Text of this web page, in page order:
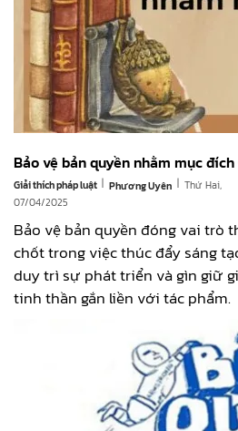
Bảo vệ bản quyền nhằm mục
Giải thích pháp luật | Phương Uyên | Thứ Hai,
07/04/2025
Bảo vệ bản quyền đóng vai trò
chốt trong việc thúc đẩy sáng
duy trì sự phát triển và gìn giữ
tinh thần gắn liền với tác phẩm.